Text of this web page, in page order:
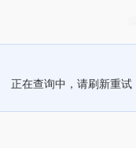
正在查询中，请刷新重试